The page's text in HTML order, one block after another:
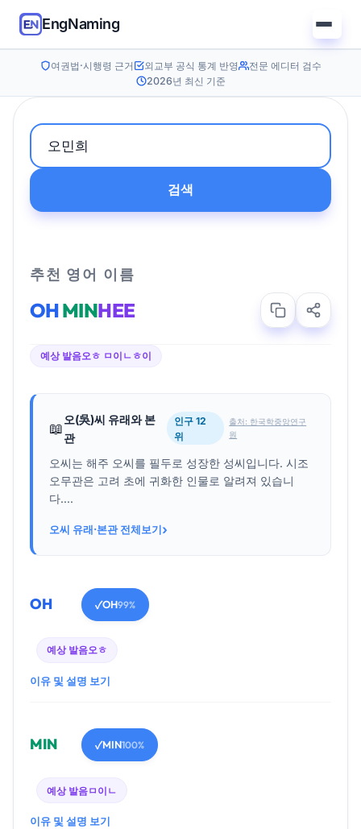
EngNaming
여권법·시행령 근거 외교부 공식 통계 반영
전문 에디터 검수
2026년 최신 기준
검색
추천 영어 이름
OHMINHEE
예상 발음오ㅎ ㅁ이ㄴㅎ이
📖
오(吳)씨 유래와 본
관
인구 12
위
출처: 한국학중앙연구
원
오씨는 해주 오씨를 필두로 성장한 성씨입니다. 시조
오무관은 고려 초에 귀화한 인물로 알려져 있습니
다....
오씨 유래·본관 전체보기›
OH ✓OH99%
예상 발음오ㅎ
이유 및 설명 보기
MIN ✓MIN100%
예상 발음ㅁ이ㄴ
이유 및 설명 보기